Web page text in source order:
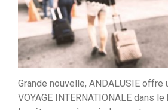
Grande nouvelle, ANDALUSIE offre
VOYAGE INTERNATIONALE dans